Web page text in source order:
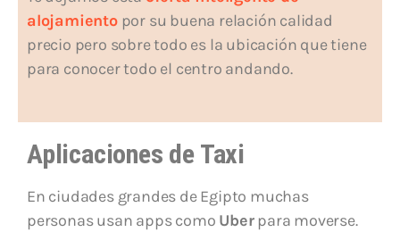
alojamiento por su buena relación calidad
precio pero sobre todo es la ubicación que tiene
para conocer todo el centro andando.
Aplicaciones de Taxi
En ciudades grandes de Egipto muchas
personas usan apps como Uberpara moverse.